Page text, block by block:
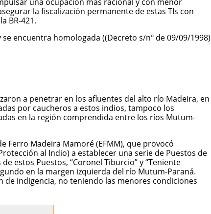
la fiscalización permanente de estas TIs con
BR-421.
encuentra homologada ((Decreto s/nº de 09/09/1998)
a penetrar en los afluentes del alto río Madeira, en
por caucheros a estos indios, tampoco los
en la región comprendida entre los ríos Mutum-
Ferro Madeira Mamoré (EFMM), que provocó
al Indio) a establecer una serie de Puestos de
estos Puestos, “Coronel Tiburcio” y “Teniente
en la margen izquierda del río Mutum-Paraná.
de indigencia, no teniendo las menores condiciones